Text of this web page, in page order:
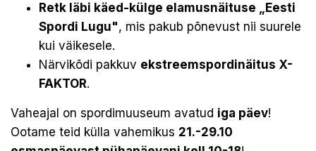
Retk läbi käed-külge elamusnäituse „Eesti
Spordi Lugu", mis pakub põnevust nii suurele
kui väikesele.
Närvikõdi pakkuv ekstreemspordinäitus X-
FAKTOR.
Vaheajal on spordimuuseum avatud iga päev!
Ootame teid külla vahemikus 21.-29.10